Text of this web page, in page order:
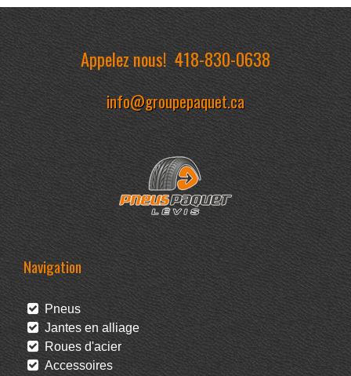
Appelez nous!418-830-0638
info@groupepaquet.ca
Navigation
Pneus
Jantes en alliage
Roues d'acier
Accessoires